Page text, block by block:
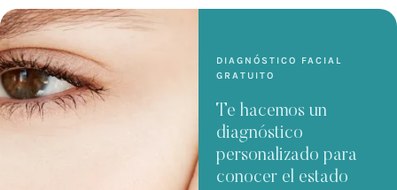
DIAGNÓSTICO FACIAL
GRATUITO
Te hacemos un
diagnóstico
personalizado para
conocer el estado